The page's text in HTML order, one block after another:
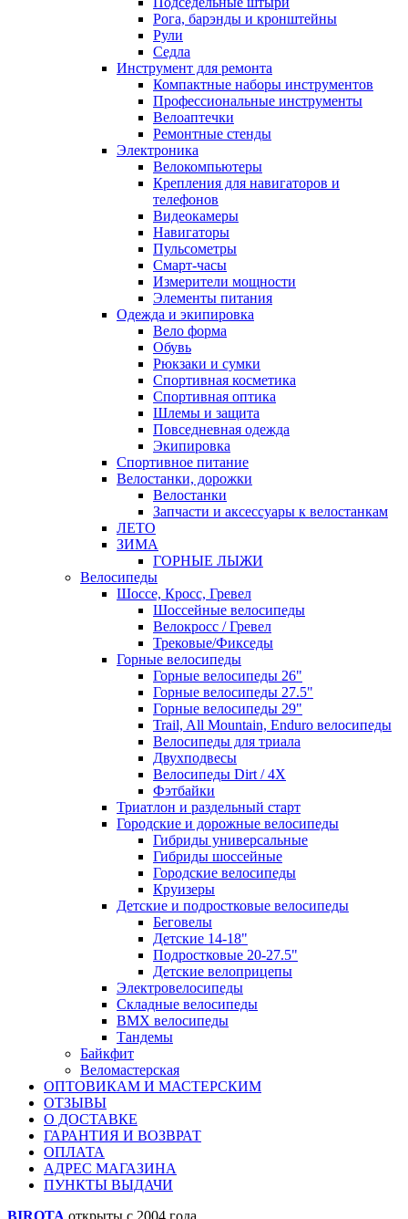
Рога, барэнды и кронштейны
Рули
Седла
Инструмент для ремонта
Компактные наборы инструментов
Профессиональные инструменты
Велоаптечки
Ремонтные стенды
Электроника
Велокомпьютеры
Крепления для навигаторов и
телефонов
Видеокамеры
Навигаторы
Пульсометры
Смарт-часы
Измерители мощности
Элементы питания
Одежда и экипировка
Вело форма
Обувь
Рюкзаки и сумки
Спортивная косметика
Спортивная оптика
Шлемы и защита
Повседневная одежда
Экипировка
Спортивное питание
Велостанки, дорожки
Велостанки
Запчасти и аксессуары к велостанкам
ЛЕТО
ЗИМА
ГОРНЫЕ ЛЫЖИ
Велосипеды
Шоссе, Кросс, Гревел
Шоссейные велосипеды
Велокросс / Гревел
Трековые/Фикседы
Горные велосипеды
Горные велосипеды 26"
Горные велосипеды 27.5"
Горные велосипеды 29"
Trail, All Mountain, Enduro велосипеды
Велосипеды для триала
Двухподвесы
Велосипеды Dirt / 4X
Фэтбайки
Триатлон и раздельный старт
Городские и дорожные велосипеды
Гибриды универсальные
Гибриды шоссейные
Городские велосипеды
Круизеры
Детские и подростковые велосипеды
Беговелы
Детские 14-18"
Подростковые 20-27.5"
Детские велоприцепы
Электровелосипеды
Складные велосипеды
BMX велосипеды
Тандемы
Байкфит
Веломастерская
ОПТОВИКАМ И МАСТЕРСКИМ
ОТЗЫВЫ
О ДОСТАВКЕ
ГАРАНТИЯ И ВОЗВРАТ
ОПЛАТА
АДРЕС МАГАЗИНА
ПУНКТЫ ВЫДАЧИ
BIROTA открыты с 2004 года